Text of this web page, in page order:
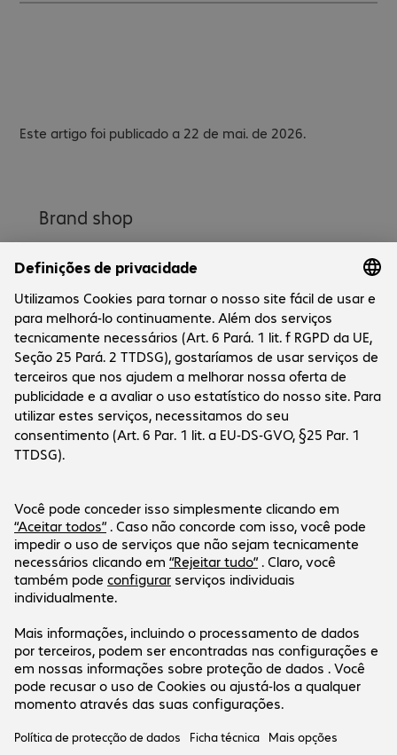
Este artigo foi publicado a 22 de mai. de 2026.
Brand shop
Empresa
A empresa
Imprensa
Investor Relations
Newsletter
Serviço ao cliente
Informações de pagamento e envio
Centro de ajuda
Newsletter
Redes sociais
LinkedIn
Facebook
A nossa oferta é apenas válida para
clientes empresariais e entidades
públicas.
Preços em EUR + IVA à taxa legal em vigor.
Ficha técnica Condições